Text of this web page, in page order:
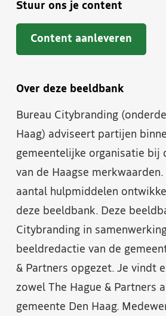
Stuur ons je content
Content aanleveren
Over deze beeldbank
Bureau Citybranding
Haag) adviseert partijen
gemeentelijke organisatie bij
van de Haagse
aantal hulpmiddelen
deze beeldbank. Deze
Citybranding in
beeldredactie van de
& Partners opgezet. Je vindt
zowel The Hague & Partners
gemeente Den Haag.